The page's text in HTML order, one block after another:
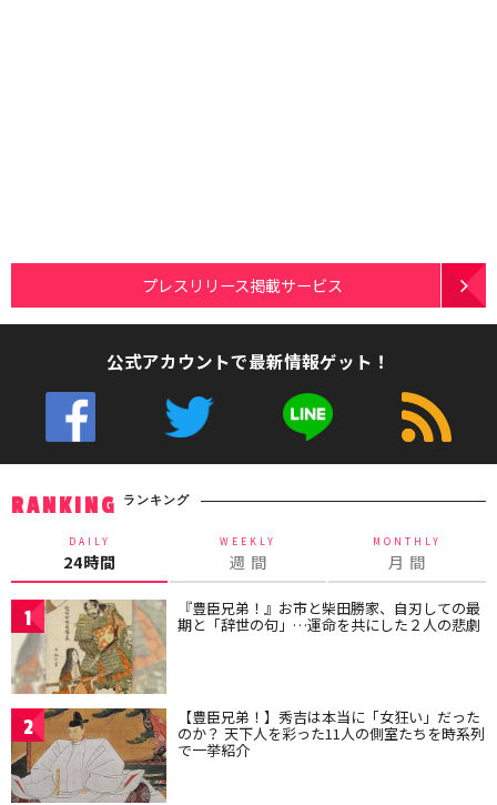
プレスリリース掲載サービス
公式アカウントで最新情報ゲット！
RANKING ランキング
DAILY
24時間
WEEKLY
週 間
MONTHLY
月 間
1 『豊臣兄弟！』お市と柴田勝家、自刃しての最
期と「辞世の句」…運命を共にした２人の悲劇
2 【豊臣兄弟！】秀吉は本当に「女狂い」だった
のか？ 天下人を彩った11人の側室たちを時系列
で一挙紹介